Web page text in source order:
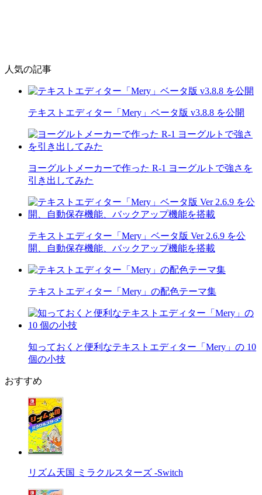
人気の記事
テキストエディター「Mery」ベータ版 v3.8.8 を公開
ヨーグルトメーカーで作った R-1 ヨーグルトで強さを
引き出してみた
テキストエディター「Mery」ベータ版 Ver 2.6.9 を公
開、自動保存機能、バックアップ機能を搭載
テキストエディター「Mery」の配色テーマ集
知っておくと便利なテキストエディター「Mery」の 10
個の小技
おすすめ
リズム天国 ミラクルスターズ -Switch